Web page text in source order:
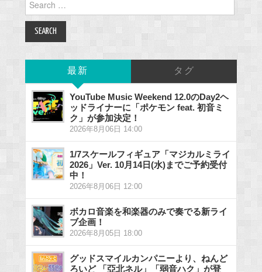
for:
最新 タグ
YouTube Music Weekend 12.0のDay2ヘ
ッドライナーに「ポケモン feat. 初音ミ
ク」が参加決定！
2026年8月06日 14:00
1/7スケールフィギュア「マジカルミライ
2026」Ver. 10月14日(水)までご予約受付
中！
2026年8月06日 12:00
ボカロ音楽を和楽器のみで奏でる新ライ
ブ企画！
2026年8月05日 18:00
グッドスマイルカンパニーより、ねんど
ろいど 「亞北ネル」「弱音ハク」が登